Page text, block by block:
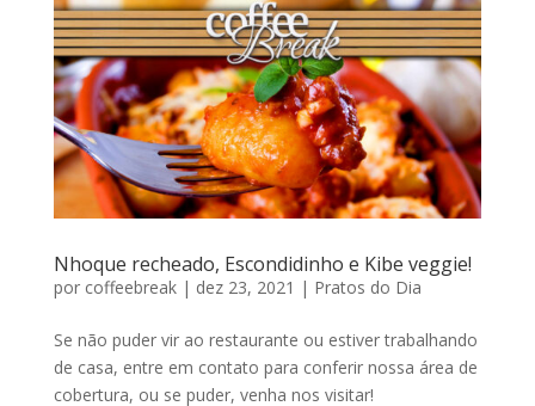
Nhoque recheado, Escondidinho e Kibe veggie!
por coffeebreak| dez 23, 2021 | Pratos do Dia
Se não puder vir ao restaurante ou estiver trabalhando
de casa, entre em contato para conferir nossa área de
cobertura, ou se puder, venha nos visitar!